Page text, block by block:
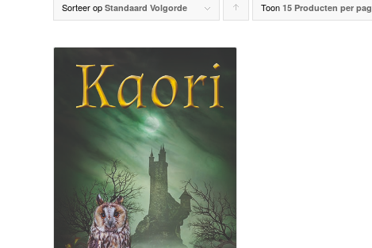
Sorteer op Standaard Volgorde
Producten
Toon 15 Producten per